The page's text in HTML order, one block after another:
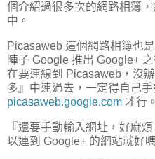
個介紹過很多次的網路相簿
中。
Picasaweb 這個網路相簿也
陣子 Google 推出 Google+
在要連線到 Picasaweb，沒
多』中連過去，一定得自己
picasaweb.google.com 才行。
『還要手動輸入網址，好麻
以連到 Google+ 的網站就好嗎